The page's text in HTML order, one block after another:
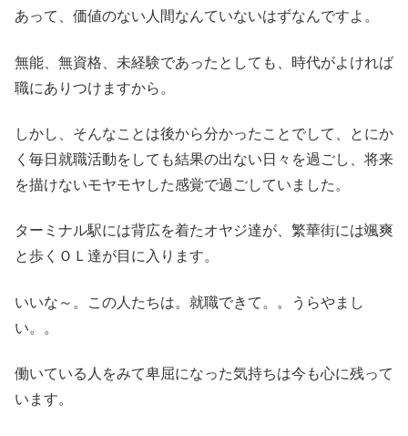
あって、価値のない人間なんていないはずなんですよ。
無能、無資格、未経験であったとしても、時代がよければ
職にありつけますから。
しかし、そんなことは後から分かったことでして、とにか
く毎日就職活動をしても結果の出ない日々を過ごし、将来
を描けないモヤモヤした感覚で過ごしていました。
ターミナル駅には背広を着たオヤジ達が、繁華街には颯爽
と歩くＯＬ達が目に入ります。
いいな～。この人たちは。就職できて。。うらやまし
い。。
働いている人をみて卑屈になった気持ちは今も心に残って
います。